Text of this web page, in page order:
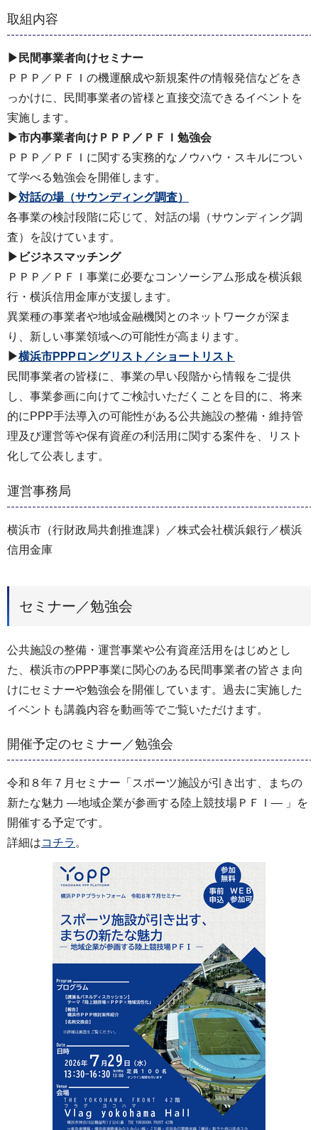
取組内容
▶民間事業者向けセミナー
ＰＰＰ／ＰＦＩの機運醸成や新規案件の情報発信などをき
っかけに、民間事業者の皆様と直接交流できるイベントを
実施します。
▶市内事業者向けＰＰＰ／ＰＦＩ勉強会
ＰＰＰ／ＰＦＩに関する実務的なノウハウ・スキルについ
て学べる勉強会を開催します。
▶対話の場（サウンディング調査）
各事業の検討段階に応じて、対話の場（サウンディング調
査）を設けています。
▶ビジネスマッチング
ＰＰＰ／ＰＦＩ事業に必要なコンソーシアム形成を横浜銀
行・横浜信用金庫が支援します。
異業種の事業者や地域金融機関とのネットワークが深ま
り、新しい事業領域への可能性が高まります。
▶横浜市PPPロングリスト／ショートリスト
民間事業者の皆様に、事業の早い段階から情報をご提供
し、事業参画に向けてご検討いただくことを目的に、将来
的にPPP手法導入の可能性がある公共施設の整備・維持管
理及び運営等や保有資産の利活用に関する案件を、リスト
化して公表します。
運営事務局
横浜市（行財政局共創推進課）／株式会社横浜銀行／横浜
信用金庫
セミナー／勉強会
公共施設の整備・運営事業や公有資産活用をはじめとし
た、横浜市のPPP事業に関心のある民間事業者の皆さま向
けにセミナーや勉強会を開催しています。過去に実施した
イベントも講義内容を動画等でご覧いただけます。
開催予定のセミナー／勉強会
令和８年７月セミナー「スポーツ施設が引き出す、まちの
新たな魅力 ―地域企業が参画する陸上競技場ＰＦＩ― 」を
開催する予定です。
詳細はコチラ 。